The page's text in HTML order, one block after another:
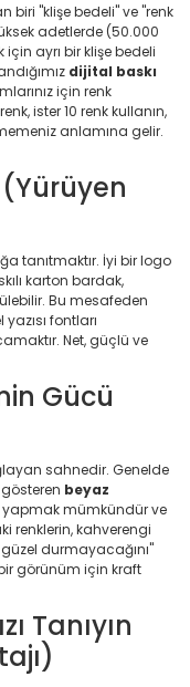
biri "klişe bedeli" ve "renk
adetlerde (50.000
ayrı bir klişe bedeli
dijital baskı
için renk
ister 10 renk kullanın,
anlamına gelir.
(Yürüyen
tanıtmaktır. İyi bir logo
karton bardak,
Bu mesafeden
fontları
Net, güçlü ve
Gücü
sahnedir. Genelde
beyaz
yapmak mümkündür ve
renklerin, kahverengi
durmayacağını"
görünüm için kraft
Tanıyın